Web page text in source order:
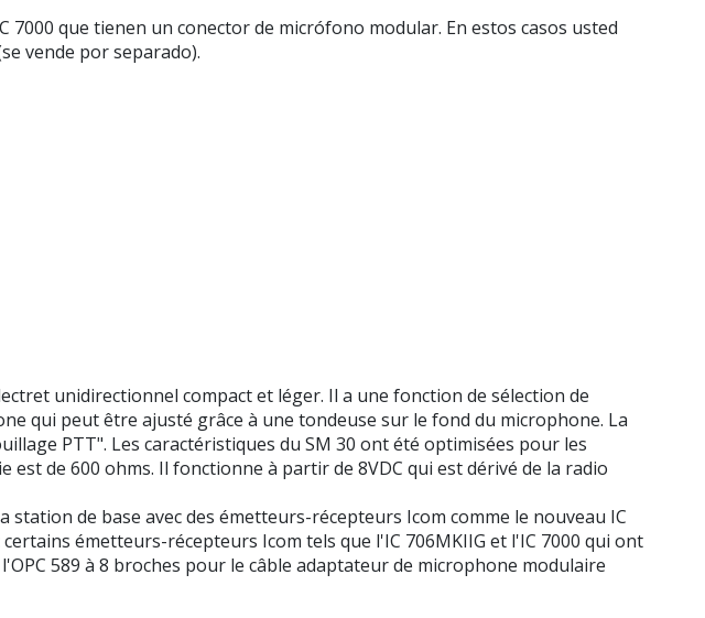
7000 que tienen un conector de micrófono modular. En estos casos usted
vende por separado).
unidirectionnel compact et léger. Il a une fonction de sélection de
qui peut être ajusté grâce à une tondeuse sur le fond du microphone. La
PTT". Les caractéristiques du SM 30 ont été optimisées pour les
est de 600 ohms. Il fonctionne à partir de 8VDC qui est dérivé de la radio
de base avec des émetteurs-récepteurs Icom comme le nouveau IC
émetteurs-récepteurs Icom tels que l'IC 706MKIIG et l'IC 7000 qui ont
589 à 8 broches pour le câble adaptateur de microphone modulaire